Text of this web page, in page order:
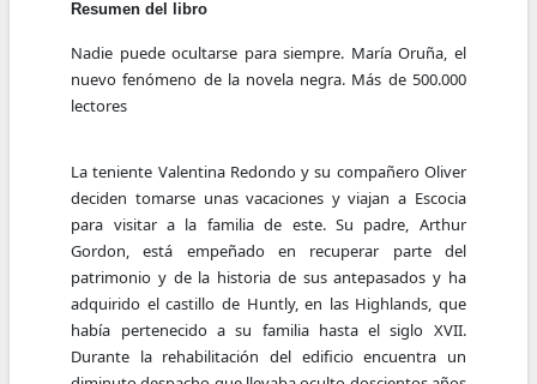
Resumen del libro
Nadie puede ocultarse para siempre. María Oruña, el
nuevo fenómeno de la novela negra. Más de 500.000
lectores
La teniente Valentina Redondo y su compañero Oliver
deciden tomarse unas vacaciones y viajan a Escocia
para visitar a la familia de este. Su padre, Arthur
Gordon, está empeñado en recuperar parte del
patrimonio y de la historia de sus antepasados y ha
adquirido el castillo de Huntly, en las Highlands, que
había pertenecido a su familia hasta el siglo XVII.
Durante la rehabilitación del edificio encuentra un